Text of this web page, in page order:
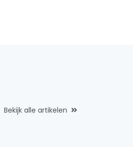
Bekijk alle artikelen